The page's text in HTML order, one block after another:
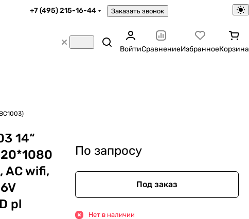
+7 (495) 215-16-44 Заказать звонок
ВойтиСравнениеИзбранноеКорзина
14“
AC wifi,
pl
По запросу
Под заказ
Нет в наличии